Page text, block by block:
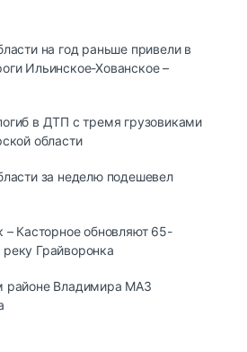
на год раньше привели в
Ильинское-Хованское –
в ДТП с тремя грузовиками
области
за неделю подешевел
– Касторное обновляют 65-
Грайворонка
районе Владимира МАЗ